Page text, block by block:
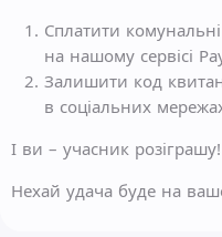
Сплатити
на нашому сервісі
Залишити код
в соціальних
І ви – учасник розіграшу!
Нехай удача буде на